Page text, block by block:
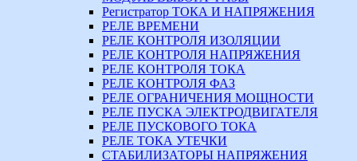
Регистратор ТОКА И НАПРЯЖЕНИЯ
РЕЛЕ ВРЕМЕНИ
РЕЛЕ КОНТРОЛЯ ИЗОЛЯЦИИ
РЕЛЕ КОНТРОЛЯ НАПРЯЖЕНИЯ
РЕЛЕ КОНТРОЛЯ ТОКА
РЕЛЕ КОНТРОЛЯ ФАЗ
РЕЛЕ ОГРАНИЧЕНИЯ МОЩНОСТИ
РЕЛЕ ПУСКА ЭЛЕКТРОДВИГАТЕЛЯ
РЕЛЕ ПУСКОВОГО ТОКА
РЕЛЕ ТОКА УТЕЧКИ
СТАБИЛИЗАТОРЫ НАПРЯЖЕНИЯ